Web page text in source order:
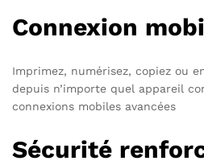
Connexion
Imprimez, numérisez, copiez ou
depuis n’importe quel appareil
connexions mobiles avancées
Sécurité